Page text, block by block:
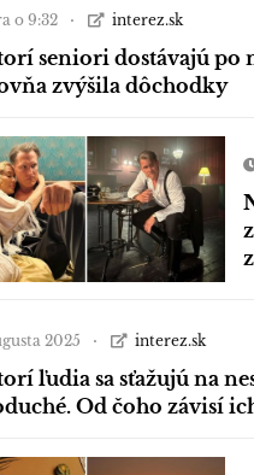
o 9:32 interez.sk
seniori dostávajú po
zvýšila dôchodky
2025 interez.sk
ľudia sa sťažujú na
Od čoho závisí